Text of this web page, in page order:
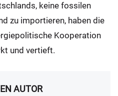
keine fossilen
zu importieren, haben die
Kooperation
und vertieft.
AUTOR